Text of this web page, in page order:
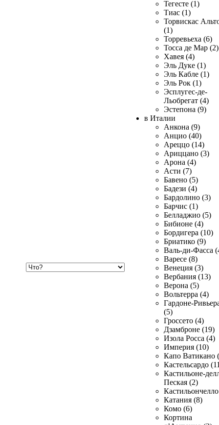
Тегесте (1)
Тиас (1)
Торвискас
(1)
Торревьеха (6)
Тосса де Мар (2)
Хавея (4)
Эль Дуке (1)
Эль Кабле (1)
Эль Рок (1)
Эсплугес-де-
Льобрегат (4)
Эстепона (9)
в Италии
Анкона (9)
Анцио (40)
Ареццо (14)
Ариццано (3)
Арона (4)
Асти (7)
Бавено (5)
Бадези (4)
Бардолино (3)
Барчис (1)
Белладжио (5)
Бибионе (4)
Бордигера (10)
Бриатико (9)
Валь-ди-Фасса
Варесе (8)
Венеция (3)
Вербания (13)
Верона (5)
Вольтерра (4)
Гардоне-
(5)
Гроссето (4)
Дзамброне (19)
Изола Росса (4)
Империя (10)
Капо Ватикано
Кастельсардо
Кастильоне-
Пеская (2)
Катания (8)
Комо (6)
Кортина